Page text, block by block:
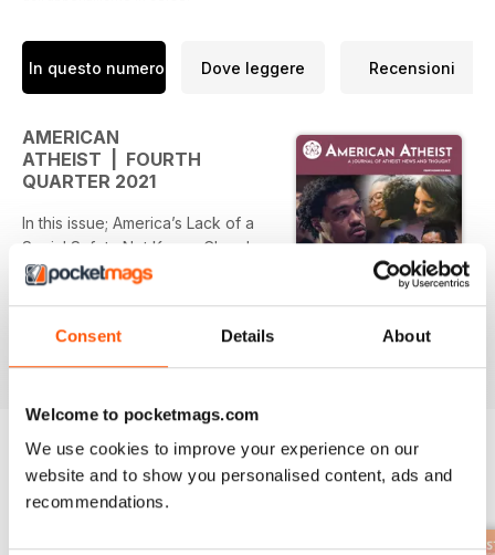
Consent Details About
Welcome to pocketmags.com
We use cookies to improve your experience on our
website and to show you personalised content, ads and
recommendations.
In questo numero Dove leggere Recensioni
AMERICAN
ATHEIST | FOURTH
QUARTER 2021
In this issue; America’s Lack of a
Social Safety Net Keeps Churches
in Business, Remembering Bobbie
Complex in Carson v. Makin, The
Latest Attacks on Public
End Trump-Era Anti-Worker Policy,
At the Intersection of Identities,
Introducing the Nonreligion and
Secularity Research Network, and
American Atheists in Action.
Per saperne di più
EDIZIONI INDIETRO Visualizza tutti